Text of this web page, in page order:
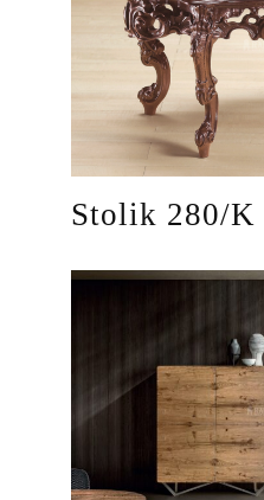
Stolik 280/K